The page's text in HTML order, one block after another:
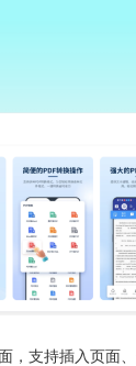
，支持插入页面